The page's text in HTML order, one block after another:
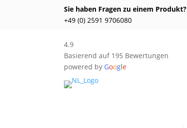
Sie haben Fragen zu einem Produkt?
+49 (0) 2591 9706080
4.9
Basierend auf 195 Bewertungen
powered by Google